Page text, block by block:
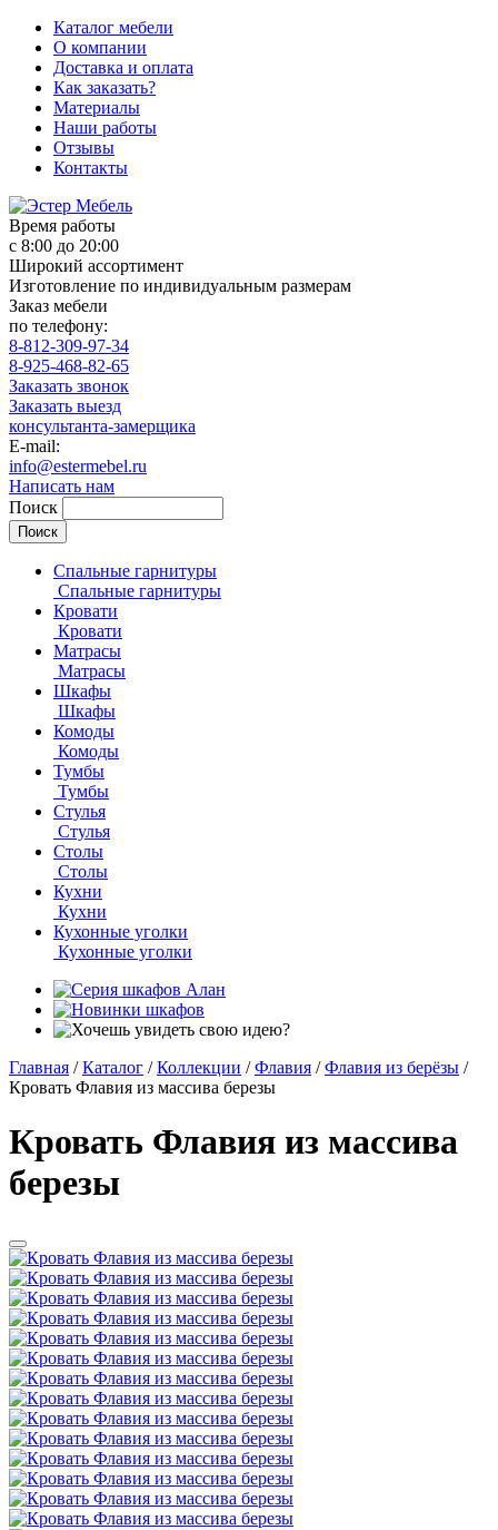
Каталог мебели
О компании
Доставка и оплата
Как заказать?
Материалы
Наши работы
Отзывы
Контакты
Время работы
с 8:00 до 20:00
Широкий ассортимент
Изготовление по индивидуальным размерам
Заказ мебели
по телефону:
8-812-309-97-34
8-925-468-82-65
Заказать звонок
Заказать выезд
консультанта-замерщика
E-mail:
info@estermebel.ru
Написать нам
Поиск
Спальные гарнитуры
Спальные гарнитуры
Кровати
Кровати
Матрасы
Матрасы
Шкафы
Шкафы
Комоды
Комоды
Тумбы
Тумбы
Стулья
Стулья
Столы
Столы
Кухни
Кухни
Кухонные уголки
Кухонные уголки
Главная / Каталог / Коллекции / Флавия / Флавия из берёзы /
Кровать Флавия из массива березы
Кровать Флавия из массива
березы